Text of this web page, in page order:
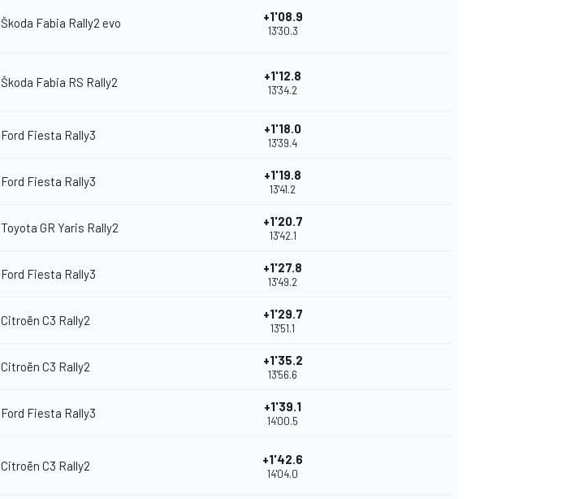
Škoda Fabia Rally2 evo +1'08.9
13'30.3
Škoda Fabia RS Rally2 +1'12.8
13'34.2
Ford Fiesta Rally3 +1'18.0
13'39.4
Ford Fiesta Rally3 +1'19.8
13'41.2
Toyota GR Yaris Rally2 +1'20.7
13'42.1
Ford Fiesta Rally3 +1'27.8
13'49.2
Citroën C3 Rally2 +1'29.7
13'51.1
Citroën C3 Rally2 +1'35.2
13'56.6
Ford Fiesta Rally3 +1'39.1
14'00.5
Citroën C3 Rally2 +1'42.6
14'04.0